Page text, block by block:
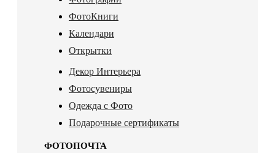
ФотоКниги
Календари
Открытки
Декор Интерьера
Фотосувениры
Одежда с Фото
Подарочные сертификаты
ФОТОПОЧТА